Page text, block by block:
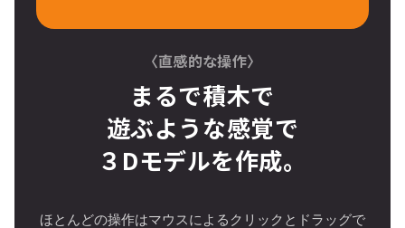
〈直感的な操作〉
まるで積木で
遊ぶような感覚で
３Dモデルを作成。
ほとんどの操作はマウスによるクリックとドラッグで